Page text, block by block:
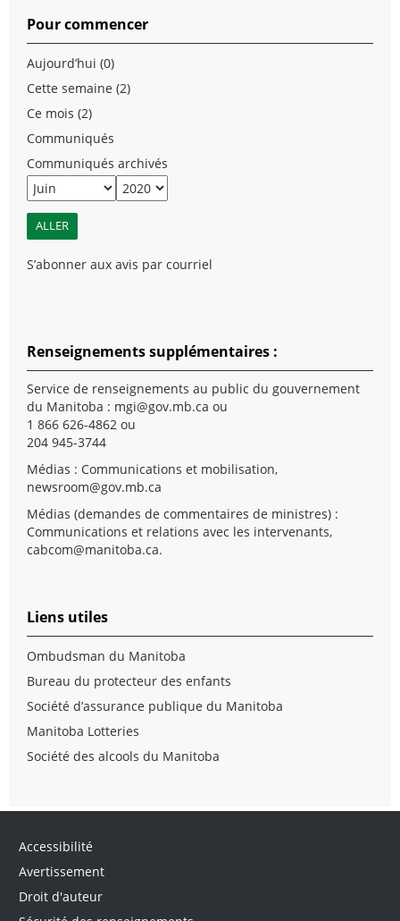
Pour commencer
Aujourd’hui (0)
Cette semaine (2)
Ce mois (2)
Communiqués
Communiqués archivés
S’abonner aux avis par courriel
Renseignements supplémentaires :
Service de renseignements au public du gouvernement
du Manitoba : mgi@gov.mb.ca ou
1 866 626-4862 ou
204 945-3744
Médias : Communications et mobilisation,
newsroom@gov.mb.ca
Médias (demandes de commentaires de ministres) :
Communications et relations avec les intervenants,
cabcom@manitoba.ca.
Liens utiles
Ombudsman du Manitoba
Bureau du protecteur des enfants
Société d’assurance publique du Manitoba
Manitoba Lotteries
Société des alcools du Manitoba
Accessibilité
Avertissement
Droit d'auteur